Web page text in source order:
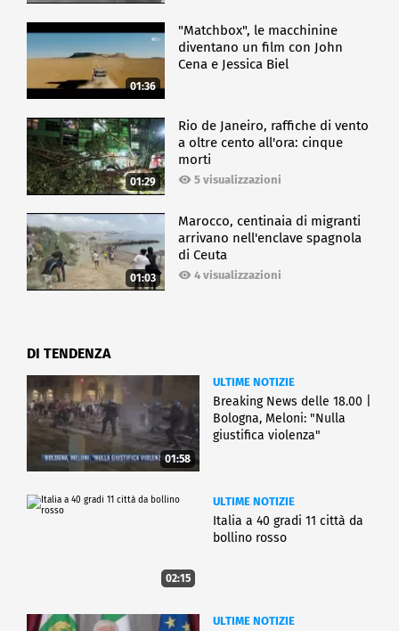
01:36
"Matchbox", le macchinine
diventano un film con John
Cena e Jessica Biel
01:29
Rio de Janeiro, raffiche di vento
a oltre cento all'ora: cinque
morti
5 visualizzazioni
01:03
Marocco, centinaia di migranti
arrivano nell'enclave spagnola
di Ceuta
4 visualizzazioni
DI TENDENZA
01:58
ULTIME NOTIZIE
Breaking News delle 18.00 |
Bologna, Meloni: "Nulla
giustifica violenza"
02:15
ULTIME NOTIZIE
Italia a 40 gradi 11 città da
bollino rosso
ULTIME NOTIZIE